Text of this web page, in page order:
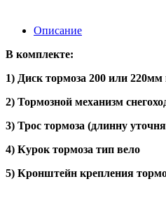
Описание
В комплекте:
1) Диск тормоза 200 или
2) Тормозной механизм
3) Трос тормоза (длинну
4) Курок тормоза тип вело
5) Кронштейн крепления